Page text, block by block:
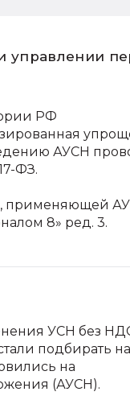
управлении
РФ
АУСН
ФЗ.
применяющей
8» ред. 3.
УСН без
подбирать
на
(АУСН).